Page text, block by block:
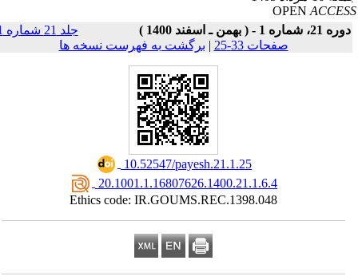
OPEN
شماره 1 - ( بهمن ـ اسفند 1400 )
جلد 21 شماره 1
صفحات 33-25
| برگشت به فهرست نسخه ها
‎ 10.52547/payesh.21.1.25
‎ 20.1001.1.16807626.1400.21.1.6.4
Ethics code: IR.GOUMS.REC.1398.048